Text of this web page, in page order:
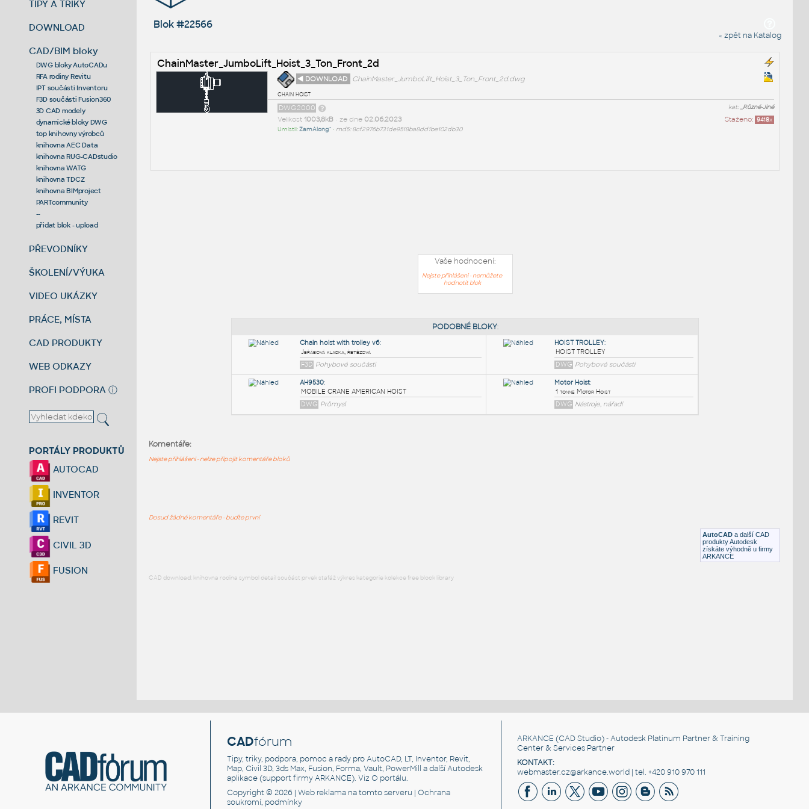
TIPY A TRIKY
DOWNLOAD
CAD/BIM bloky
DWG bloky AutoCADu
RFA rodiny Revitu
IPT součásti Inventoru
F3D součásti Fusion360
3D CAD modely
dynamické bloky DWG
top knihovny výrobců
knihovna AEC Data
knihovna RUG-CADstudio
knihovna WATG
knihovna TDCZ
knihovna BIMproject
PARTcommunity
--
přidat blok - upload
PŘEVODNÍKY
ŠKOLENÍ/VÝUKA
VIDEO UKÁZKY
PRÁCE, MÍSTA
CAD PRODUKTY
WEB ODKAZY
PROFI PODPORA ⓘ
PORTÁLY PRODUKTŮ
AUTOCAD
INVENTOR
REVIT
CIVIL 3D
FUSION
Blok #22566
« zpět na Katalog
ChainMaster_JumboLift_Hoist_3_Ton_Front_2d
◄ DOWNLOAD
ChainMaster_JumboLift_Hoist_3_Ton_Front_2d.dwg
chain hoist
kat:_Různé-Jiné
DWG2000
Staženo: 9418x
Velikost 1003,8kB• ze dne 02.06.2023
Umístil:ZamAlong^ • md5: 8cf2976b731de9518ba8dd1be102db30
Vaše hodnocení:
Nejste přihlášeni - nemůžete
hodnotit blok
AutoCAD a další CAD
produkty Autodesk
získáte výhodně u firmy
ARKANCE
Komentáře:
Nejste přihlášeni - nelze připojit komentáře bloků
Dosud žádné komentáře - buďte první
CAD download: knihovna rodina symbol detail součást prvek stafáž výkres kategorie kolekce free block library
CADfórum
Tipy, triky, podpora, pomoc a rady pro AutoCAD, LT, Inventor, Revit,
Map, Civil 3D, 3ds Max, Fusion, Forma, Vault, PowerMill a další Autodesk
aplikace (support firmy ARKANCE). VizO portálu.
Copyright © 2026 |Web reklama na tomto serveru |Ochrana
soukromí, podmínky
ARKANCE (CAD Studio) - Autodesk Platinum Partner & Training
Center & Services Partner
KONTAKT:
webmaster.cz@arkance.world | tel. +420 910 970 111